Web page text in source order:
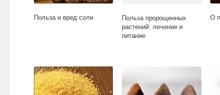
Польза и вред соли
Польза пророщенных
растений: лечение и
питание
О